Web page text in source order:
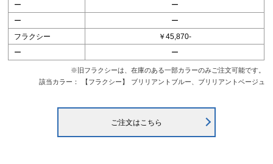
ー
ー
ー
ー
フラクシー
￥45,870-
ー
ー
※旧フラクシーは、在庫のある一部カラーのみご注文可能です。
該当カラー：
【フラクシー】 ブリリアントブルー、ブリリアントベージュ
ご注文はこちら